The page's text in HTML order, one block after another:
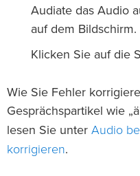
Audiate das Audio
auf dem Bildschirm.
Klicken Sie auf die
Wie Sie Fehler
Gesprächspartikel wie
lesen Sie unter Audio
korrigieren.